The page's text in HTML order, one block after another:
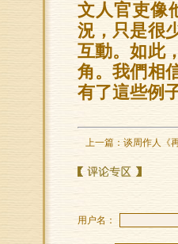
文人官吏像
況，只是很
互動。如此
角。我們相
有了這些例
上一篇： 谈周作人《
用户名：